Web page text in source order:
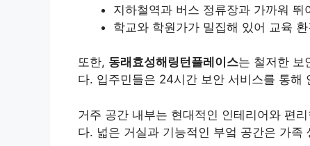
지하철역과 버스 정류장과 가까워 뛰
학교와 학원가가 밀집해 있어 교육
또한, 동래효성해링턴플레이스는 철저한 보
다. 입주민들은 24시간 보안 서비스를 통해
거주 공간 내부는 현대적인 인테리어와 편
다. 넓은 거실과 기능적인 부엌 공간은 가족